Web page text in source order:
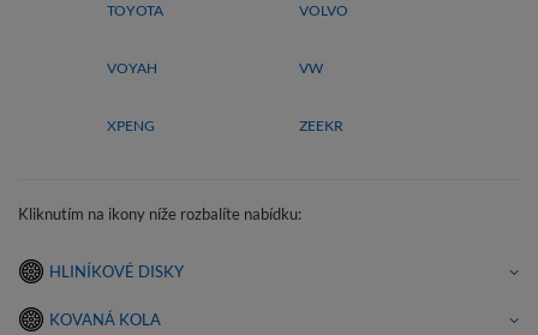
TOYOTA VOLVO
VOYAH VW
XPENG ZEEKR
Kliknutím na ikony níže rozbalíte nabídku:
HLINÍKOVÉ DISKY
KOVANÁ KOLA